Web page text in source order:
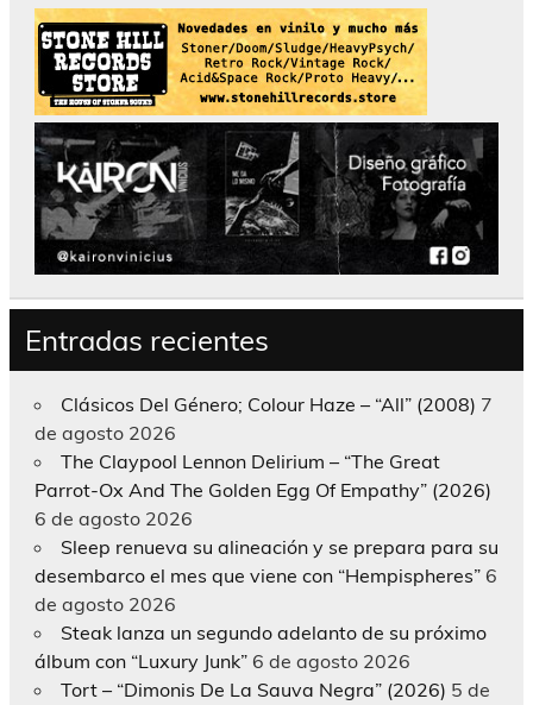
Entradas recientes
Clásicos Del Género; Colour Haze – “All” (2008) 7
de agosto 2026
The Claypool Lennon Delirium – “The Great
Parrot-Ox And The Golden Egg Of Empathy” (2026)
6 de agosto 2026
Sleep renueva su alineación y se prepara para su
desembarco el mes que viene con “Hempispheres” 6
de agosto 2026
Steak lanza un segundo adelanto de su próximo
álbum con “Luxury Junk” 6 de agosto 2026
Tort – “Dimonis De La Sauva Negra” (2026) 5 de